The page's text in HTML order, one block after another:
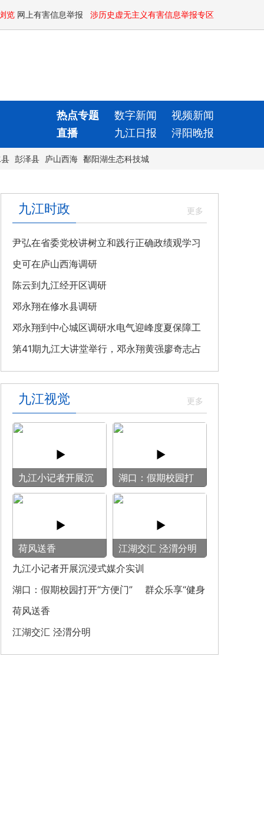
览 网上有害信息举报 涉历史虚无主义有害信息举报专区
热点专题 数字新闻
视频新闻
直播
九江日报 浔阳晚报
彭泽县 庐山西海 鄱阳湖生态科技城
九江时政
尹弘在省委党校讲树立和践行正确政绩观学习
教育专题党课
史可在庐山西海调研
陈云到九江经开区调研
邓永翔在修水县调研
邓永翔到中心城区调研水电气迎峰度夏保障工
作
第41期九江大讲堂举行，邓永翔黄强廖奇志占
勇出席
九江视觉
九江小记者开展沉
浸式媒介实训
湖口：假期校园打
开“方便门” 群众
荷风送香
‌江湖交汇 泾渭分明‌
九江小记者开展沉浸式媒介实训
湖口：假期校园打开“方便门” 群众乐享“健身
圈”
荷风送香
‌江湖交汇 泾渭分明‌